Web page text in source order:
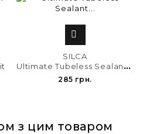

SILCA
U
ltimate Tubeless Sealant...
285 грн.
з цим товаром